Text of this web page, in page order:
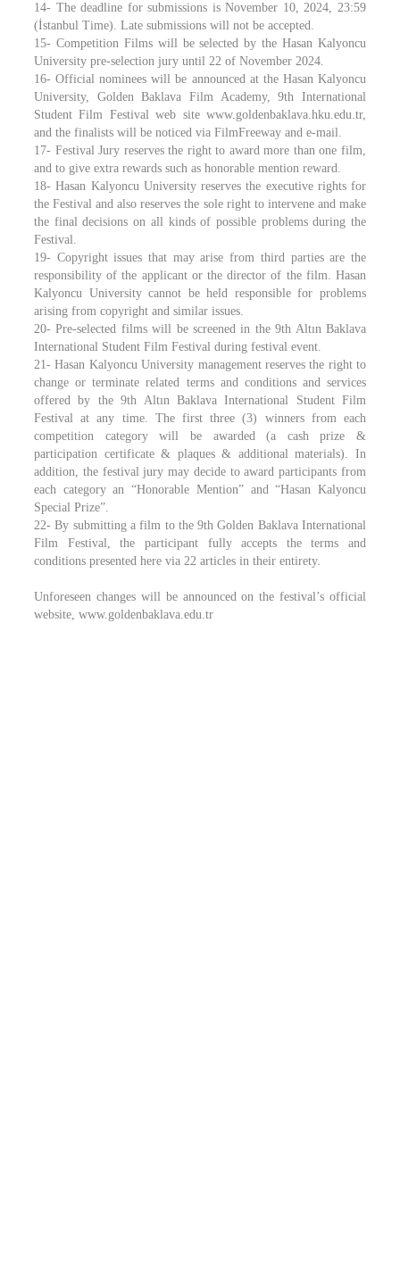
14- The deadline for submissions is November 10, 2024, 23:59
(İstanbul Time). Late submissions will not be accepted.
15- Competition Films will be selected by the Hasan Kalyoncu
University pre-selection jury until 22 of November 2024.
16- Official nominees will be announced at the Hasan Kalyoncu
University, Golden Baklava Film Academy, 9th International
Student Film Festival web site www.goldenbaklava.hku.edu.tr,
and the finalists will be noticed via FilmFreeway and e-mail.
17- Festival Jury reserves the right to award more than one film,
and to give extra rewards such as honorable mention reward.
18- Hasan Kalyoncu University reserves the executive rights for
the Festival and also reserves the sole right to intervene and make
the final decisions on all kinds of possible problems during the
Festival.
19- Copyright issues that may arise from third parties are the
responsibility of the applicant or the director of the film. Hasan
Kalyoncu University cannot be held responsible for problems
arising from copyright and similar issues.
20- Pre-selected films will be screened in the 9th Altın Baklava
International Student Film Festival during festival event.
21- Hasan Kalyoncu University management reserves the right to
change or terminate related terms and conditions and services
offered by the 9th Altın Baklava International Student Film
Festival at any time. The first three (3) winners from each
competition category will be awarded (a cash prize &
participation certificate & plaques & additional materials). In
addition, the festival jury may decide to award participants from
each category an “Honorable Mention” and “Hasan Kalyoncu
Special Prize”.
22- By submitting a film to the 9th Golden Baklava International
Film Festival, the participant fully accepts the terms and
conditions presented here via 22 articles in their entirety.
Unforeseen changes will be announced on the festival’s official
website, www.goldenbaklava.edu.tr